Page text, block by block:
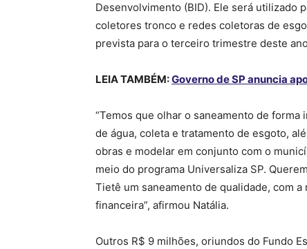
Desenvolvimento (BID). Ele será utilizado
coletores tronco e redes coletoras de
prevista para o terceiro trimestre deste
LEIA TAMBÉM:Governo de SP anuncia
“Temos que olhar o saneamento de
de água, coleta e tratamento de esgoto,
obras e modelar em conjunto com o
meio do programa Universaliza SP.
Tietê um saneamento de qualidade, com
financeira”, afirmou Natália.
Outros R$ 9 milhões, oriundos do Fundo